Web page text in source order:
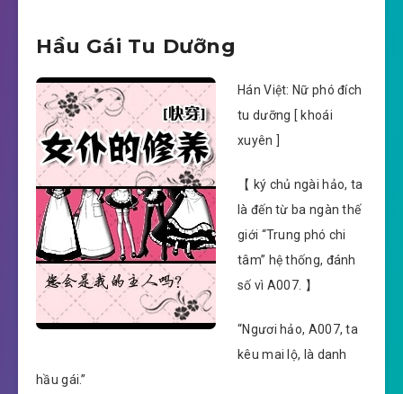
Hầu Gái Tu Dưỡng
Hán Việt: Nữ phó đích
tu dưỡng [ khoái
xuyên ]
【 ký chủ ngài hảo, ta
là đến từ ba ngàn thế
giới “Trung phó chi
tâm” hệ thống, đánh
số vì A007. 】
“Ngươi hảo, A007, ta
kêu mai lộ, là danh
hầu gái.”